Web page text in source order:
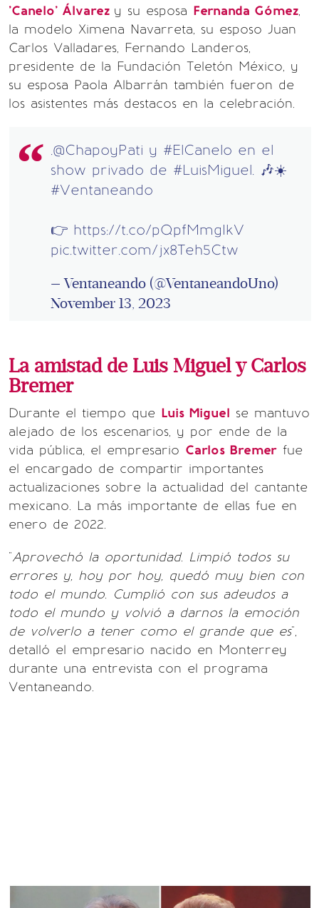
'Canelo' Álvarez y su esposa Fernanda Gómez,
la modelo Ximena Navarreta, su esposo Juan
Carlos Valladares, Fernando Landeros,
presidente de la Fundación Teletón México, y
su esposa Paola Albarrán también fueron de
los asistentes más destacos en la celebración.
.@ChapoyPati y #ElCanelo en el
show privado de #LuisMiguel. 🎶☀️
#Ventaneando
👉 https://t.co/pQpfMmgIkV
pic.twitter.com/jx8Teh5Ctw
— Ventaneando (@VentaneandoUno)
November 13, 2023
La amistad de Luis Miguel y Carlos
Bremer
Durante el tiempo que Luis Miguel se mantuvo
alejado de los escenarios, y por ende de la
vida pública, el empresario Carlos Bremer fue
el encargado de compartir importantes
actualizaciones sobre la actualidad del cantante
mexicano. La más importante de ellas fue en
enero de 2022.
"Aprovechó la oportunidad. Limpió todos su
errores y, hoy por hoy, quedó muy bien con
todo el mundo. Cumplió con sus adeudos a
todo el mundo y volvió a darnos la emoción
de volverlo a tener como el grande que es",
detalló el empresario nacido en Monterrey
durante una entrevista con el programa
Ventaneando.